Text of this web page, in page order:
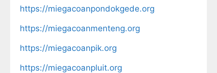
https://miegacoanpondokgede.org
https://miegacoanmenteng.org
https://miegacoanpik.org
https://miegacoanpluit.org